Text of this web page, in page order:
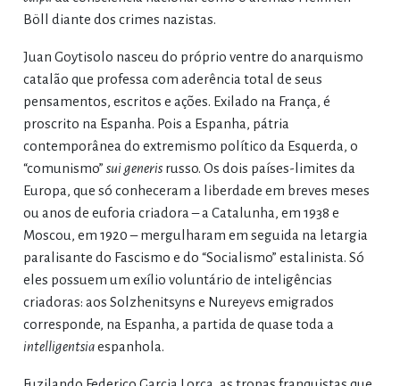
Böll diante dos crimes nazistas.
Juan Goytisolo nasceu do próprio ventre do anarquismo
catalão que professa com aderência total de seus
pensamentos, escritos e ações. Exilado na França, é
proscrito na Espanha. Pois a Espanha, pátria
contemporânea do extremismo político da Esquerda, o
“comunismo” sui generisrusso. Os dois países-limites da
Europa, que só conheceram a liberdade em breves meses
ou anos de euforia criadora – a Catalunha, em 1938 e
Moscou, em 1920 – mergulharam em seguida na letargia
paralisante do Fascismo e do “Socialismo” estalinista. Só
eles possuem um exílio voluntário de inteligências
criadoras: aos Solzhenitsyns e Nureyevs emigrados
corresponde, na Espanha, a partida de quase toda a
intelligentsiaespanhola.